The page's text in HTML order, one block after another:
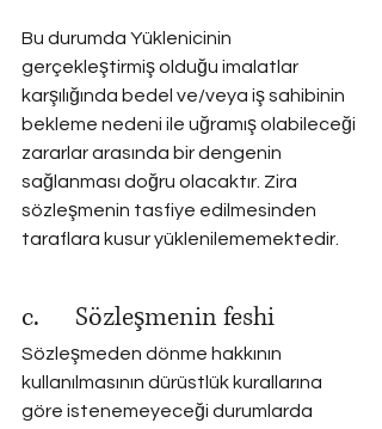
Bu durumda Yüklenicinin
gerçekleştirmiş olduğu imalatlar
karşılığında bedel ve/veya iş sahibinin
bekleme nedeni ile uğramış olabileceği
zararlar arasında bir dengenin
sağlanması doğru olacaktır. Zira
sözleşmenin tasfiye edilmesinden
taraflara kusur yüklenilememektedir.
c.      Sözleşmenin feshi
Sözleşmeden dönme hakkının
kullanılmasının dürüstlük kurallarına
göre istenemeyeceği durumlarda